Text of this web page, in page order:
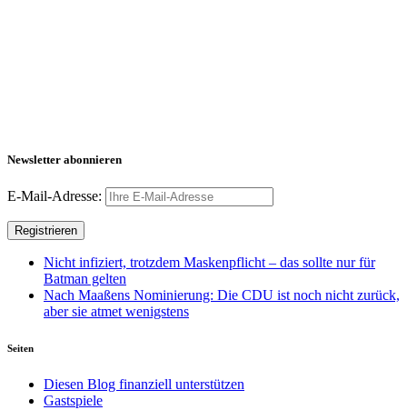
Newsletter abonnieren
E-Mail-Adresse:
Nicht infiziert, trotzdem Maskenpflicht – das sollte nur für
Batman gelten
Nach Maaßens Nominierung: Die CDU ist noch nicht zurück,
aber sie atmet wenigstens
Seiten
Diesen Blog finanziell unterstützen
Gastspiele